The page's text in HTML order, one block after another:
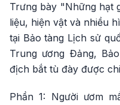
Trưng bày "Những hạt
liệu, hiện vật và nhiều
tại Bảo tàng Lịch sử
Trung ương Đảng,
địch bắt tù đày được
Phần 1: Người ươm